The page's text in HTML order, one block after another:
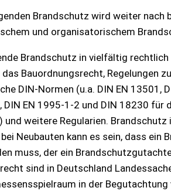
Brandschutz wird weiter nach
und organisatorischem
Brandschutz in vielfältig
Bauordnungsrecht, Regelungen
DIN-Normen (u.a. DIN EN 13501,
DIN EN 1995-1-2 und DIN 18230 für
und weitere Regularien.
bei Neubauten kann es sein, dass ein
muss, der ein
sind in Deutschland
in der Begutachtung